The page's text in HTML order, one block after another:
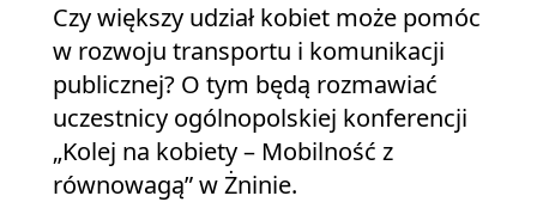
Czy większy udział kobiet może pomóc
w rozwoju transportu i komunikacji
publicznej? O tym będą rozmawiać
uczestnicy ogólnopolskiej konferencji
„Kolej na kobiety – Mobilność z
równowagą” w Żninie.